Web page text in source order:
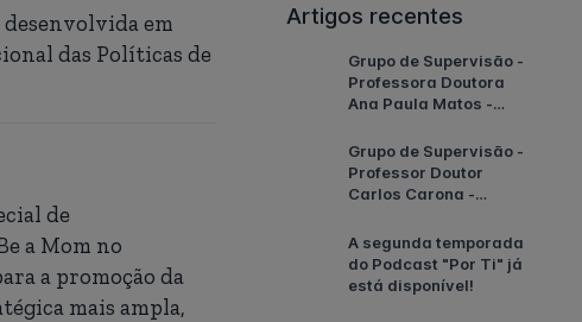
em
das Políticas de
de
a Mom no
a promoção da
mais ampla,
Artigos recentes
Grupo de Supervisão -
Professora Doutora
Ana Paula Matos -
Grupo de Supervisão -
Professor Doutor
Carlos Carona -
2025!
A segunda temporada
do Podcast "Por Ti" já
está disponível!